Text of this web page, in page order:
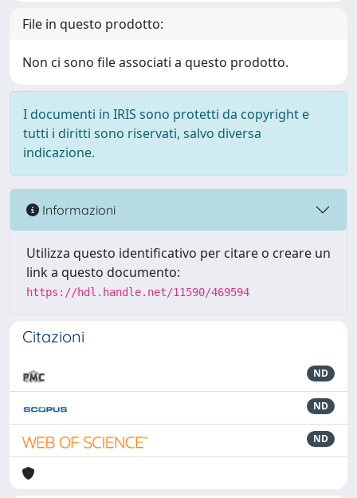
File in questo prodotto:
Non ci sono file associati a questo prodotto.
I documenti in IRIS sono protetti da copyright e
tutti i diritti sono riservati, salvo diversa
indicazione.
Informazioni
Utilizza questo identificativo per citare o creare un
link a questo documento:
https://hdl.handle.net/11590/469594
Citazioni
ND
ND
ND